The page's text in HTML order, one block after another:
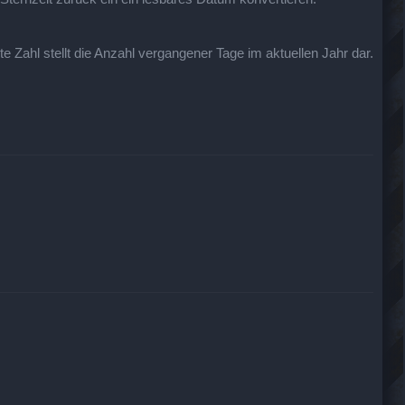
Zahl stellt die Anzahl vergangener Tage im aktuellen Jahr dar.